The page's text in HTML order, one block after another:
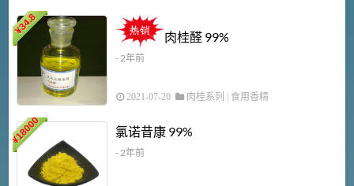
¥
34.8
肉桂醛 99%
- 2年前
2021-07-20 肉桂系列 | 食用香精
¥
18000 氯诺昔康 99%
- 2年前